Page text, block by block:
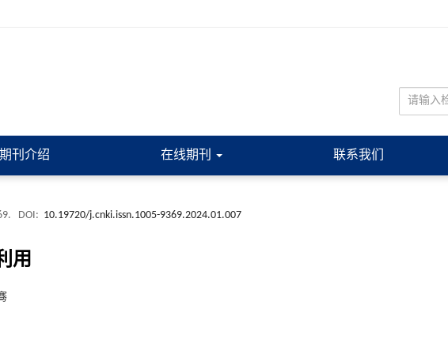
期刊介绍 在线期刊 联系我们
DOI: 10.19720/j.cnki.issn.1005-9369.2024.01.007
用